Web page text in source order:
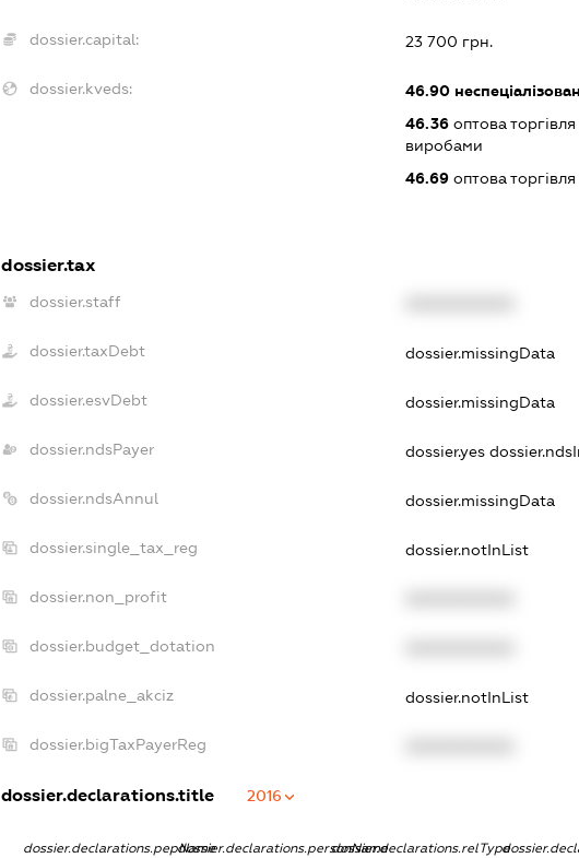
dossier.capital: 23 700 грн.
dossier.kveds: 46.90
46.36 оптова
виробами
46.69 оптова
dossier.tax
dossier.staff
dossier.taxDebt dossier.missingData
dossier.esvDebt dossier.missingData
dossier.ndsPayer dossier.yes
dossier.ndsAnnul dossier.missingData
dossier.single_tax_reg dossier.notInList
dossier.non_profit
dossier.budget_dotation
dossier.palne_akciz dossier.notInList
dossier.bigTaxPayerReg
dossier.declarations.title 2016
dossier.declarations.pepNamedossier.declarations.personNamedossier.declarations.relType